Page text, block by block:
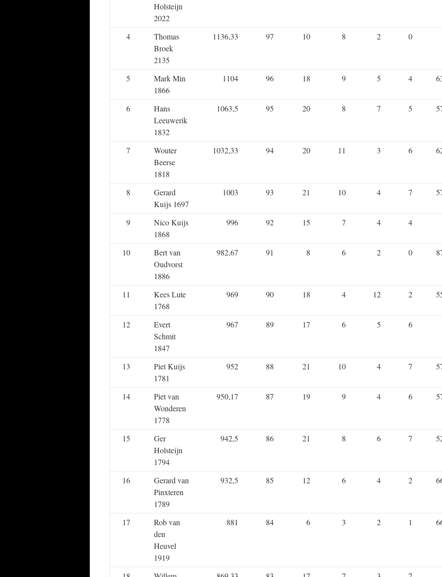
Holsteijn
2022
4
Thomas
Broek
2135
1136,33 97 10 8 2 0
5
Mark Min
1866
1104 96 18 9 5 4
6
Hans
Leeuwerik
1832
1063,5 95 20 8 7 5
7
Wouter
Beerse
1818
1032,33 94 20 11 3 6
8
Gerard
Kuijs 1697
1003 93 21 10 4 7
9
Nico Kuijs
1868
996 92 15 7 4 4
10
Bert van
Oudvorst
1886
982,67 91 8 6 2 0
11
Kees Lute
1768
969 90 18 4 12 2
12
Evert
Schmit
1847
967 89 17 6 5 6
13
Piet Kuijs
1781
952 88 21 10 4 7
14
Piet van
Wonderen
1778
950,17 87 19 9 4 6
15
Ger
Holsteijn
1794
942,5 86 21 8 6 7
16
Gerard van
Pinxteren
1789
932,5 85 12 6 4 2
17
Rob van
den
Heuvel
1919
881 84 6 3 2 1